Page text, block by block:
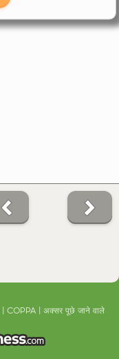
COPPA
अक्सर पूछे जाने वाले